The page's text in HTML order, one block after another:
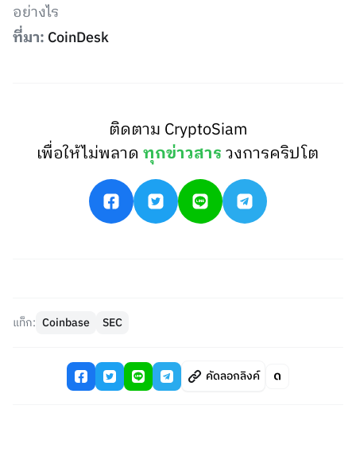
อย่างไร
ที่มา: CoinDesk
ติดตาม CryptoSiam
เพื่อให้ไม่พลาดทุกข่าวสารวงการคริปโต
แท็ก: Coinbase SEC
คัดลอกลิงค์